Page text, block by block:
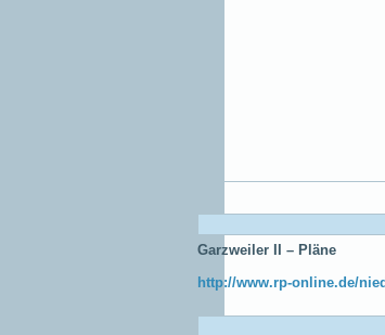
Garzweiler II – Pläne
http://www.rp-online.de/